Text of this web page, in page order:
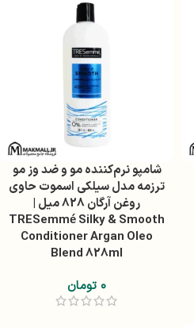
شامپو نرم‌کننده مو و ضد وز مو
ترزمه مدل سیلکی اسموت حاوی
روغن آرگان 828 میل |
TRESemmé Silky & Smooth
Conditioner Argan Oleo
Blend 828ml
۰ تومان